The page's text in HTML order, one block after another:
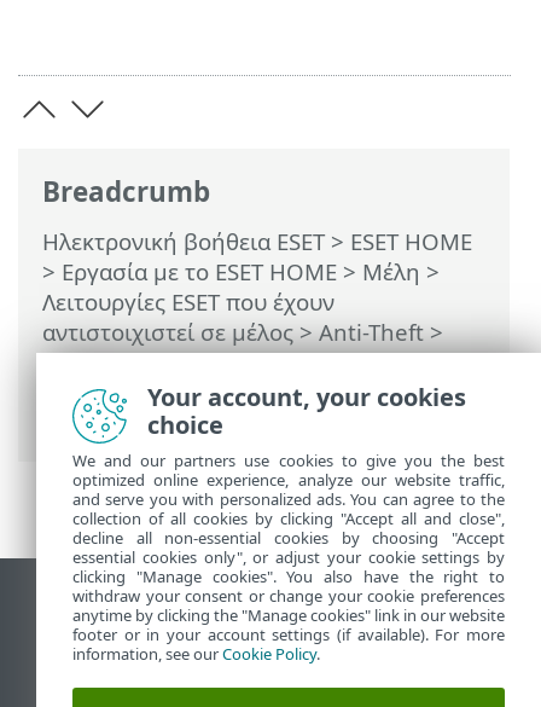
Breadcrumb
Ηλεκτρονική βοήθεια ESET> ESET HOME
> Εργασία με το ESET HOME > Μέλη >
Λειτουργίες ESET που έχουν
αντιστοιχιστεί σε μέλος>Anti-Theft>
Συσκευές που προστατεύονται από το
Anti-Theft >Δραστηριότητα>
Αναφέρθηκε ύποπτη συμπεριφορά
Προβολή ιστότοπου επιφάνειας εργασίας
End of Life
Γνωσιακή βάση ESET
Ομάδα συζήτησης ESET
Your account, your cookies
choice
We and our partners use cookies to give you the best
optimized online experience, analyze our website traffic,
and serve you with personalized ads. You can agree to the
collection of all cookies by clicking "Accept all and close",
decline all non-essential cookies by choosing "Accept
essential cookies only", or adjust your cookie settings by
clicking "Manage cookies". You also have the right to
withdraw your consent or change your cookie preferences
anytime by clicking the "Manage cookies" link in our website
footer or in your account settings (if available). For more
information, see ourCookie Policy.